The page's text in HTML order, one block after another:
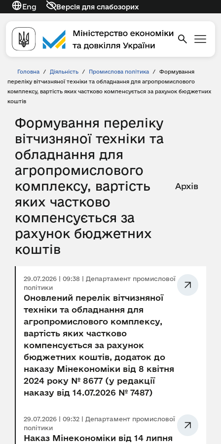
Eng Версія для слабозорих
Головна / Діяльність / Промислова політика /
Формування
переліку вітчизняної техніки та обладнання для агропромислового
комплексу, вартість яких частково компенсується за рахунок бюджетних
коштів
Формування переліку
вітчизняної техніки та
обладнання для
агропромислового
комплексу, вартість
яких частково
компенсується за
рахунок бюджетних
коштів
Архів
29.07.2026 | 09:38 | Департамент промислової
політики
Оновлений перелік вітчизняної
техніки та обладнання для
агропромислового комплексу,
вартість яких частково
компенсується за рахунок
бюджетних коштів, додаток до
наказу Мінекономіки від 8 квітня
2024 року № 8677 (у редакції
наказу від 14.07.2026 № 7487)
29.07.2026 | 09:32 | Департамент промислової
політики
Наказ Мінекономіки від 14 липня